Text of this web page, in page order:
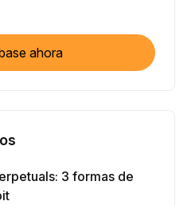
ahora
3 formas de